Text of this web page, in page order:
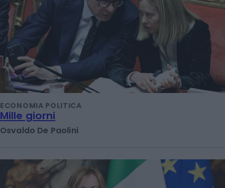
ECONOMIA POLITICA
Mille giorni
Osvaldo De Paolini